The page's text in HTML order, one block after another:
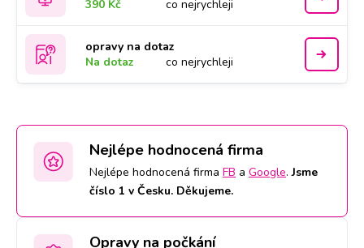
390 Kč
co nejrychleji
opravy na dotaz
Na dotaz
co nejrychleji
Nejlépe hodnocená firma
Nejlépe hodnocená firma FB a Google.Jsme
číslo 1 v Česku. Děkujeme.
Opravy na počkání